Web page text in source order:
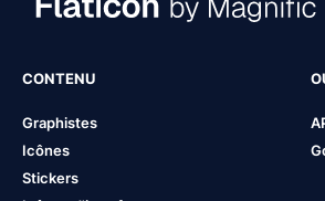
CONTENU
Graphistes
Icônes
Stickers